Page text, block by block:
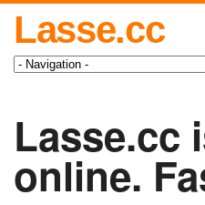
Lasse.cc
Lasse.cc
online.